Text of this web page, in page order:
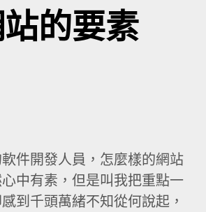
的要素
件開發人員，怎麼樣的網站
中有素，但是叫我把重點一
到千頭萬緒不知從何說起，